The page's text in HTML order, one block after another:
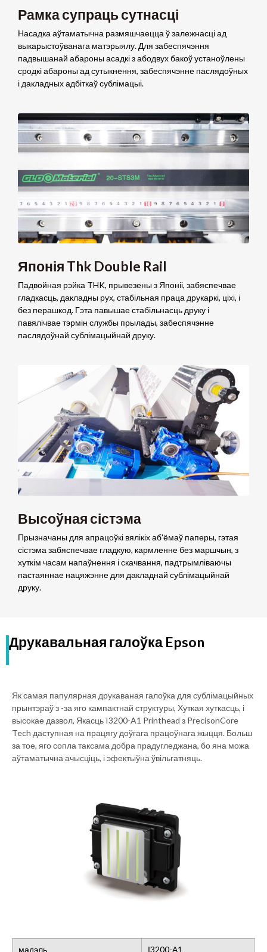
Рамка супраць сутнасці
Насадка аўтаматычна размяшчаецца ў залежнасці ад
выкарыстоўванага матэрыялу. Для забеспячэння
падвышанай абароны асадкі з абодвух бакоў устаноўлены
сродкі абароны ад сутыкнення, забеспячэнне паслядоўных
і дакладных адбіткаў сублімацыі.
Японія Thk Double Rail
Падвойная рэйка THK, прывезены з Японіі, забяспечвае
гладкасць, дакладны рух, стабільная праца друкаркі, ціхі, і
без перашкод. Гэта павышае стабільнасць друку і
павялічвае тэрмін службы прылады, забеспячэнне
паслядоўнай сублімацыйнай друку.
Высоўная сістэма
Прызначаны для апрацоўкі вялікіх аб'ёмаў паперы, гэтая
сістэма забяспечвае гладкую, кармленне без маршчын, з
хуткім часам напаўнення і скачвання, падтрымліваючы
пастаяннае нацяжэнне для дакладнай сублімацыйнай
друку.
Друкавальная галоўка Epson
Як самая папулярная друкаваная галоўка для сублімацыйных
прынтэраў з -за яго кампактнай структуры, Хуткая хуткасць, і
высокае дазвол, Якасць I3200-A1 Printhead з PrecisonCore
Tech даступная на працягу доўгага працоўнага жыцця. Больш
за тое, яго сопла таксама добра прадугледжана, бо яна можа
аўтаматычна ачысціць, і эфектыўна ўвільгатняць.
мадэль І3200-А1